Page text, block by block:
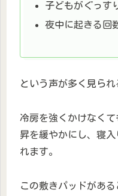
子どもがぐっす
夜中に起きる回
という声が多く見られ
冷房を強くかけなく
昇を緩やかにし、寝
れます。
この敷きパッドがあ